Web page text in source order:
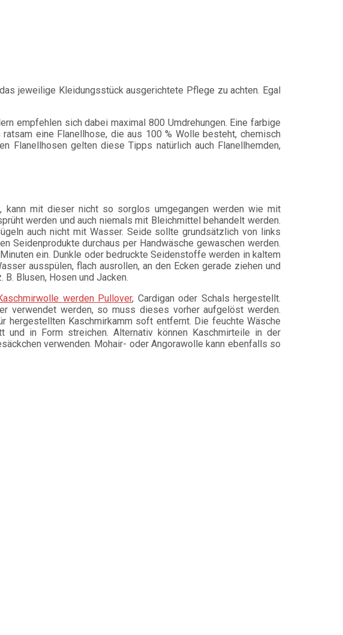
jeweilige Kleidungsstück ausgerichtete Pflege zu achten. Egal
empfehlen sich dabei maximal 800 Umdrehungen. Eine farbige
eine Flanellhose, die aus 100 % Wolle besteht, chemisch
Flanellhosen gelten diese Tipps natürlich auch Flanellhemden,
kann mit dieser nicht so sorglos umgegangen werden wie mit
werden und auch niemals mit Bleichmittel behandelt werden.
auch nicht mit Wasser. Seide sollte grundsätzlich von links
Seidenprodukte durchaus per Handwäsche gewaschen werden.
ein. Dunkle oder bedruckte Seidenstoffe werden in kaltem
ausspülen, flach ausrollen, an den Ecken gerade ziehen und
Blusen, Hosen und Jacken.
werden Pullover, Cardigan oder Schals hergestellt.
verwendet werden, so muss dieses vorher aufgelöst werden.
hergestellten Kaschmirkamm soft entfernt. Die feuchte Wäsche
und in Form streichen. Alternativ können Kaschmirteile in der
verwenden. Mohair- oder Angorawolle kann ebenfalls so